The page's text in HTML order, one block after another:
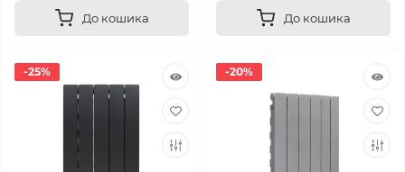
До кошика До кошика
-25% -20%